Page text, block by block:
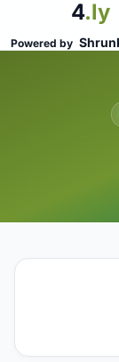
4.ly
Powered by